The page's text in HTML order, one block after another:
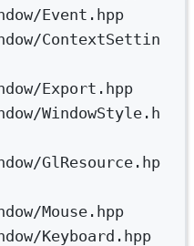
Event.hpp
ContextSettin
Export.hpp
WindowStyle.h
GlResource.hp
Mouse.hpp
Keyboard.hpp